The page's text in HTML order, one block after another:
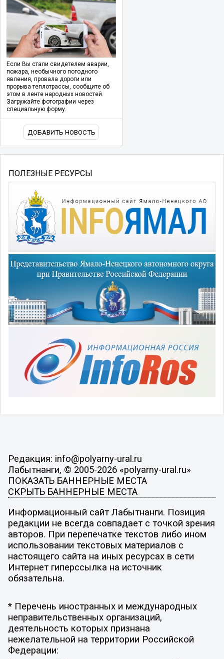
Если Вы стали свидетелем аварии,
пожара, необычного погодного
явления, провала дороги или
прорыва теплотрассы, сообщите об
этом в ленте народных новостей.
Загружайте фотографии через
специальную форму.
ДОБАВИТЬ НОВОСТЬ
ПОЛЕЗНЫЕ РЕСУРСЫ
Редакция: info@polyarny-ural.ru
Лабытнанги, © 2005-2026 «polyarny-ural.ru»
ПОКАЗАТЬ БАННЕРНЫЕ МЕСТА
СКРЫТЬ БАННЕРНЫЕ МЕСТА
Информационный сайт Лабытнанги. Позиция
редакции не всегда совпадает с точкой зрения
авторов. При перепечатке текстов либо ином
использовании текстовых материалов с
настоящего сайта на иных ресурсах в сети
Интернет гиперссылка на источник
обязательна.
* Перечень иностранных и международных
неправительственных организаций,
деятельность которых признана
нежелательной на территории Российской
Федерации: